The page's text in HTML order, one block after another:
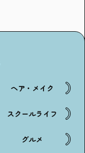
ヘア・メイク
スクールライフ
グルメ